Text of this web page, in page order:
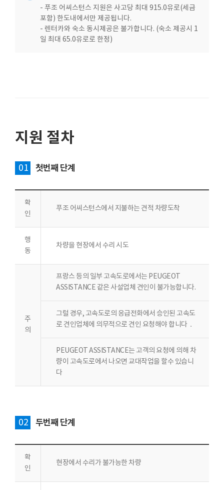
- 푸조 어씨스턴스 지원은 사고당 최대 915.0유로(세금
포함) 한도내에서만 제공됩니다.
- 렌터카와 숙소 동시제공은 불가합니다. (숙소 제공시 1
일 최대 65.0유로로 한정)
지원 절차
01 첫번째 단계
확
인
푸조 어씨스턴스에서 지불하는 견적 차량도착
행
동
차량을 현장에서 수리 시도
주
의
프랑스 등의 일부 고속도로에서는 PEUGEOT
ASSISTANCE 같은 사설업체 견인이 불가능합니다.
그럴 경우, 고속도로의 응급전화에서 승인된 고속도
로 견인업체에 의무적으로 견인 요청해야 합니다．
PEUGEOT ASSISTANCE는 고객의 요청에 의해 차
량이 고속도로에서 나오면 교대작업을 할수 있습니
다
02 두번째 단계
확
인
현장에서 수리가 불가능한 차량